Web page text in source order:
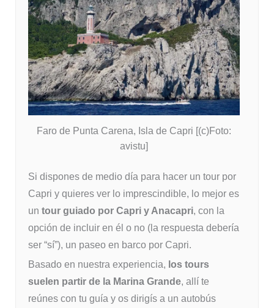
Faro de Punta Carena, Isla de Capri [(c)Foto:
avistu]
Si dispones de medio día para hacer un tour por
Capri y quieres ver lo imprescindible, lo mejor es
un tour guiado por Capri y Anacapri, con la
opción de incluir en él o no (la respuesta debería
ser “sí”), un paseo en barco por Capri.
Basado en nuestra experiencia, los tours
suelen partir de la Marina Grande, allí te
reúnes con tu guía y os dirigís a un autobús